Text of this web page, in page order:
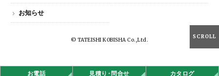
SCROLL
お電話 見積り・ 問合せ カタログ
お知らせ
© TATEISHI KOBISHA Co.,Ltd.